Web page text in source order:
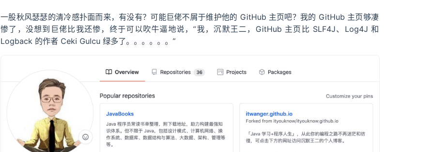
一股秋风瑟瑟的清冷感扑面而来，有没有？可能巨佬不屑于维护他的 GitHub 主页吧？我的 GitHub 主页够凄
惨了，没想到巨佬比我还惨，终于可以吹牛逼地说，“我，沉默王二，GitHub 主页比 SLF4J、Log4J 和
Logback 的作者 Ceki Gulcu 绿多了。。。。。。”